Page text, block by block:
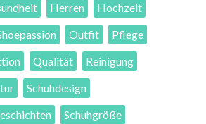
Herren
Hochzeit
Outfit
Pflege
Qualität
Reinigung
Schuhdesign
Schuhgröße